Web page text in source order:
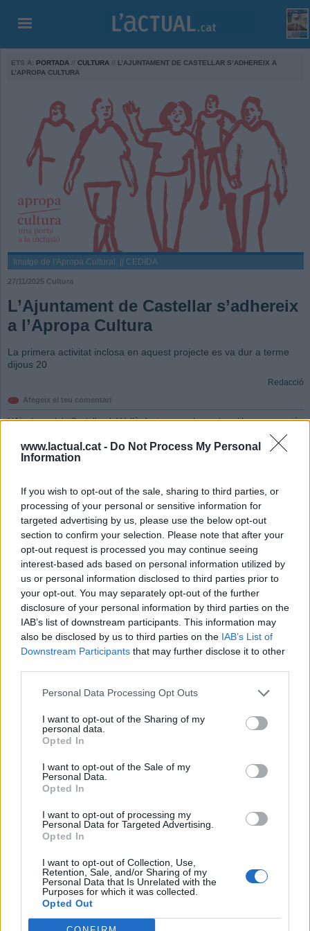
www.lactual.cat - Do Not Process My Personal
Information
If you wish to opt-out of the sale, sharing to third parties, or
processing of your personal or sensitive information for
targeted advertising by us, please use the below opt-out
section to confirm your selection. Please note that after your
opt-out request is processed you may continue seeing
interest-based ads based on personal information utilized by
us or personal information disclosed to third parties prior to
your opt-out. You may separately opt-out of the further
disclosure of your personal information by third parties on the
IAB’s list of downstream participants. This information may
also be disclosed by us to third parties on the IAB’s List of
Downstream Participants that may further disclose it to other
Personal Data Processing Opt Outs
I want to opt-out of the Sharing of my
personal data.
Opted In
I want to opt-out of the Sale of my
Personal Data.
Opted In
I want to opt-out of processing my
Personal Data for Targeted Advertising.
Opted In
I want to opt-out of Collection, Use,
Retention, Sale, and/or Sharing of my
Personal Data that Is Unrelated with the
Purposes for which it was collected.
Opted Out
ETS A: PORTADA // CULTURA // L’AJUNTAMENT DE CASTELLAR S’ADHEREIX A
L’APROPA CULTURA
Imatge de l'Apropa Cultural. || CEDIDA
27/11/2025 Cultura
L’Ajuntament de Castellar s’adhereix
a l’Apropa Cultura
La primera activitat inclosa en aquest projecte es va dur a terme
dijous 20
Redacció
Afegeix el teu comentari
L’Ajuntament de Castellar del Vallès ha incorporat recentment la programació
de l’Auditori Municipal al projecte Apropa Cultura, una iniciativa que té com a
objectiu facilitar l’accés a la cultura a entitats i centres socials. D’aquesta
manera, el municipi obra les portes a col·lectius que sovint troben dificultats
La primera activitat inclosa en aquest projecte es va dur a terme dijous 20,
amb la proposta ‘Un matí d’orquestra amb Kamerata Castellar’. L’activitat va
consistir en un assaig obert de l’orquestra de cambra local, al qual hi van
assistir els usuaris de l’Obra Social Benèfica.
Durant la sessió, els participants no només van poder observar de prop el
funcionament d’un assaig professional, sinó que també van tenir ocasió de
dialogar amb els músics de la formació, que els van oferir explicacions sobre
diversos aspectes de la música clàssica.
La jornada va continuar a la Sala Valls Areny d’El Mirador, on els assistents
van participar en un taller conduït per una musicoterapeuta. Aquest espai
pràctic va permetre treballar l’expressió musical d’una manera vivencial,
participant i creant un espai més pròxim.
El programa Apropa Cultura, impulsat pel Consorci de l’Auditori i l’Orquestra
Barcelona, garanteix l’accés a la programació cultural habitual amb entrades a
preus reduïts i activitats adaptades.
AfegeixL'Actualcom a font preferida de
Google de forma gratuïta
Estigues informat amb les últimes notícies d'actualitat.
Comparteix
M'agrada
Comentaris